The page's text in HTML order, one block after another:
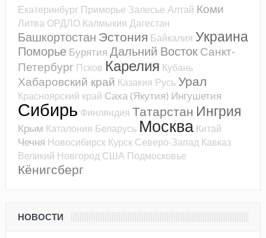
Екатеринбург Приморье Залесье Алтай Коми
Литва ОРДЛО Калмыкия Дагестан
Башкортостан Эстония Байкалия Украина
Поморье Бурятия Дальний Восток Санкт-
Петербург Псков Карелия Кубань
Хабаровский край Казакия Русь Урал
Красноярский край Саха (Якутия) Ингушетия
Сибирь Финляндия Татарстан Ингрия
Крым Каталония Беларусь Москва Китай
Чечня Новосибирск Курск Северо-Запад Кавказ
Великий Новгород США Подмосковье
Кёнигсберг
НОВОСТИ